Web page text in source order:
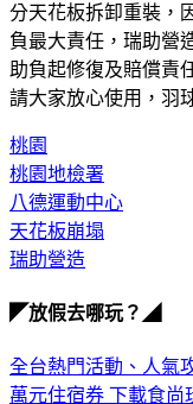
分天花板拆卸重裝，
負最大責任，瑞助營
助負起修復及賠償責
請大家放心使用，羽
桃園
桃園地檢署
八德運動中心
天花板崩塌
瑞助營造
◤放假去哪玩？◢
全台熱門活動、人氣
萬元住宿券 下載食尚